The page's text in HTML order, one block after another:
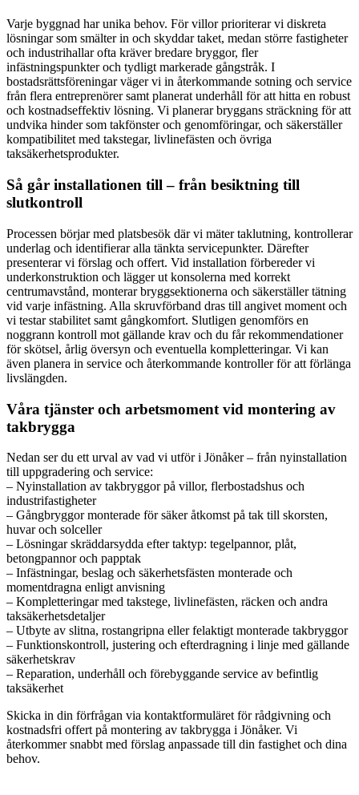
Varje byggnad har unika behov. För villor prioriterar vi diskreta
lösningar som smälter in och skyddar taket, medan större fastigheter
och industrihallar ofta kräver bredare bryggor, fler
infästningspunkter och tydligt markerade gångstråk. I
bostadsrättsföreningar väger vi in återkommande sotning och service
från flera entreprenörer samt planerat underhåll för att hitta en robust
och kostnadseffektiv lösning. Vi planerar bryggans sträckning för att
undvika hinder som takfönster och genomföringar, och säkerställer
kompatibilitet med takstegar, livlinefästen och övriga
taksäkerhetsprodukter.
Så går installationen till – från besiktning till
slutkontroll
Processen börjar med platsbesök där vi mäter taklutning, kontrollerar
underlag och identifierar alla tänkta servicepunkter. Därefter
presenterar vi förslag och offert. Vid installation förbereder vi
underkonstruktion och lägger ut konsolerna med korrekt
centrumavstånd, monterar bryggsektionerna och säkerställer tätning
vid varje infästning. Alla skruvförband dras till angivet moment och
vi testar stabilitet samt gångkomfort. Slutligen genomförs en
noggrann kontroll mot gällande krav och du får rekommendationer
för skötsel, årlig översyn och eventuella kompletteringar. Vi kan
även planera in service och återkommande kontroller för att förlänga
livslängden.
Våra tjänster och arbetsmoment vid montering av
takbrygga
Nedan ser du ett urval av vad vi utför i Jönåker – från nyinstallation
till uppgradering och service:
– Nyinstallation av takbryggor på villor, flerbostadshus och
industrifastigheter
– Gångbryggor monterade för säker åtkomst på tak till skorsten,
huvar och solceller
– Lösningar skräddarsydda efter taktyp: tegelpannor, plåt,
betongpannor och papptak
– Infästningar, beslag och säkerhetsfästen monterade och
momentdragna enligt anvisning
– Kompletteringar med takstege, livlinefästen, räcken och andra
taksäkerhetsdetaljer
– Utbyte av slitna, rostangripna eller felaktigt monterade takbryggor
– Funktionskontroll, justering och efterdragning i linje med gällande
säkerhetskrav
– Reparation, underhåll och förebyggande service av befintlig
taksäkerhet
Skicka in din förfrågan via kontaktformuläret för rådgivning och
kostnadsfri offert på montering av takbrygga i Jönåker. Vi
återkommer snabbt med förslag anpassade till din fastighet och dina
behov.